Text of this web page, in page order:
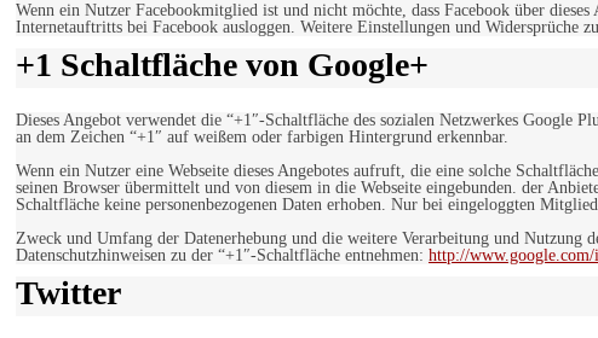
Wenn ein Nutzer Facebookmitglied ist und nicht möchte, dass Facebook über
Internetauftritts bei Facebook ausloggen. Weitere Einstellungen und
+1 Schaltfläche von Google+
Dieses Angebot verwendet die “+1″-Schaltfläche des sozialen Netzwerkes
an dem Zeichen “+1″ auf weißem oder farbigen Hintergrund erkennbar.
Wenn ein Nutzer eine Webseite dieses Angebotes aufruft, die eine solche
seinen Browser übermittelt und von diesem in die Webseite eingebunden. der
Schaltfläche keine personenbezogenen Daten erhoben. Nur bei eingeloggten
Zweck und Umfang der Datenerhebung und die weitere Verarbeitung und Nutzung
Datenschutzhinweisen zu der “+1″-Schaltfläche entnehmen: http://
Twitter